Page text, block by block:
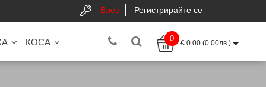
Влез Регистрирайте се
КОСА 0
€ 0.00 (0.00лв.)